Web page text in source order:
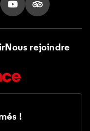
Tok
sur X
nous sur LinkedIn
Suivez nous sur
Suivez nous
Nous rejoindre
!